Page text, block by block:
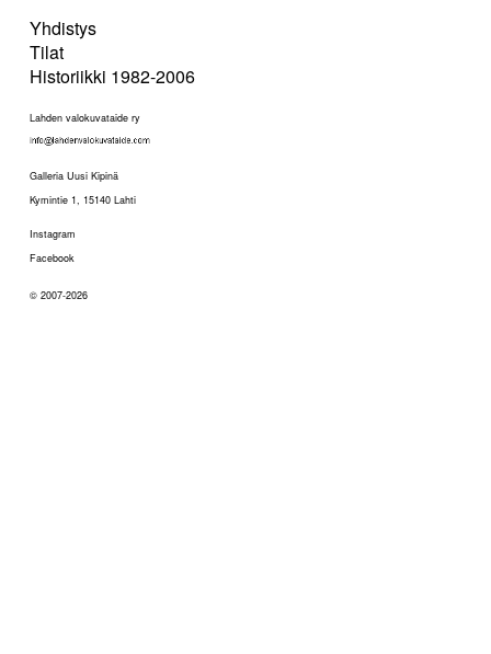
Yhdistys
Tilat
Historiikki 1982-2006
Lahden valokuvataide ry
Galleria Uusi Kipinä
Kymintie 1, 15140 Lahti
Instagram
Facebook
© 2007-2026